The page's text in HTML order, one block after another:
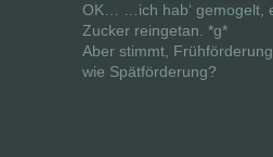
OK… …ich hab‘ gemogelt,
Zucker reingetan. *g*
Aber stimmt,
wie Spätförderung?